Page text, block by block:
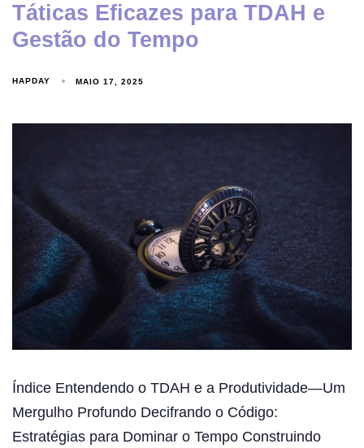
Táticas Eficazes para TDAH e
Gestão do Tempo
HAPDAY MAIO 17, 2025
Índice Entendendo o TDAH e a Produtividade—Um
Mergulho Profundo Decifrando o Código:
Estratégias para Dominar o Tempo Construindo